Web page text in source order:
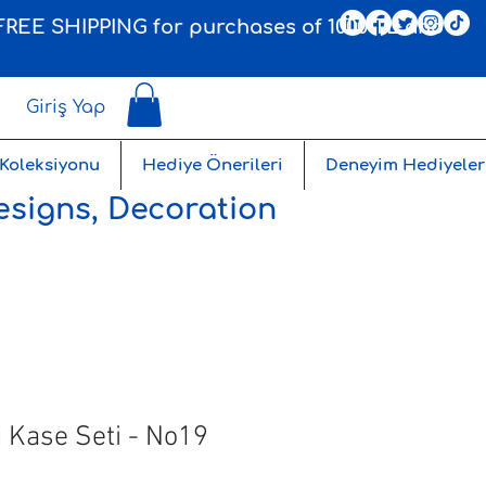
SHIPPING for purchases of 1000 TL and
Giriş Yap
Hediye Önerileri Deneyim
Decoration
Seti - No19